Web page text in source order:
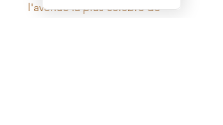
l'avenue la plus célèbre de